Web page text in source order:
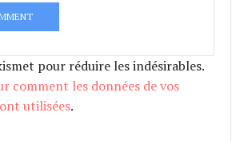
pour réduire les indésirables.
comment les données de vos
utilisées.